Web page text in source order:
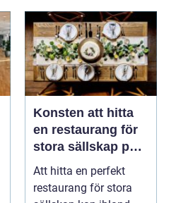
Konsten att hitta
en restaurang för
stora sällskap på
Östermalm i
Stockholm
Att hitta en perfekt
restaurang för stora